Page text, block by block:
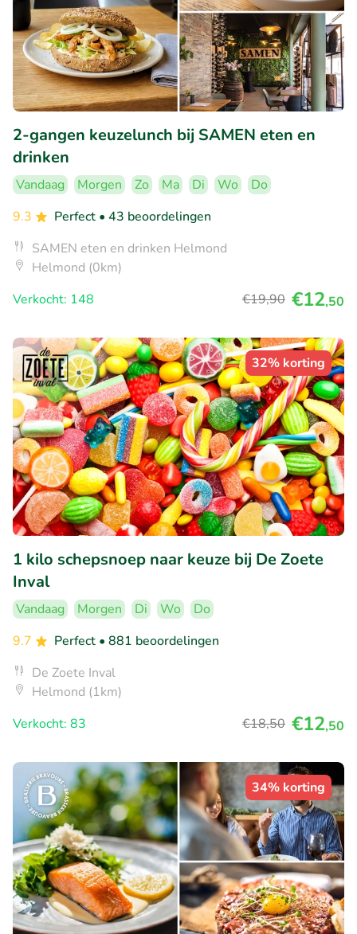
2-gangen keuzelunch bij SAMEN eten en
drinken
Vandaag Morgen Zo Ma Di Wo
Do
9.3
Perfect • 43 beoordelingen
SAMEN eten en drinken Helmond
Helmond (0km)
Verkocht: 148
€19,90 €12,50
32% korting
1 kilo schepsnoep naar keuze bij De Zoete
Inval
Vandaag Morgen Di Wo
Do
9.7
Perfect • 881 beoordelingen
De Zoete Inval
Helmond (1km)
Verkocht: 83
€18,50 €12,50
34% korting